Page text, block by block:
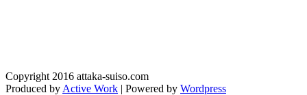
Copyright 2016 attaka-suiso.com
Produced by Active Work | Powered by Wordpress